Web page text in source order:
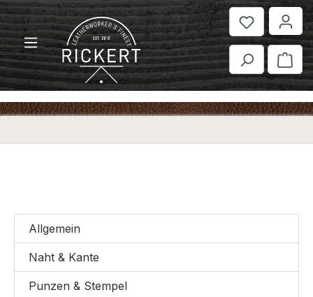
Zum Hauptinhalt springen
Allgemein
Naht & Kante
Punzen & Stempel